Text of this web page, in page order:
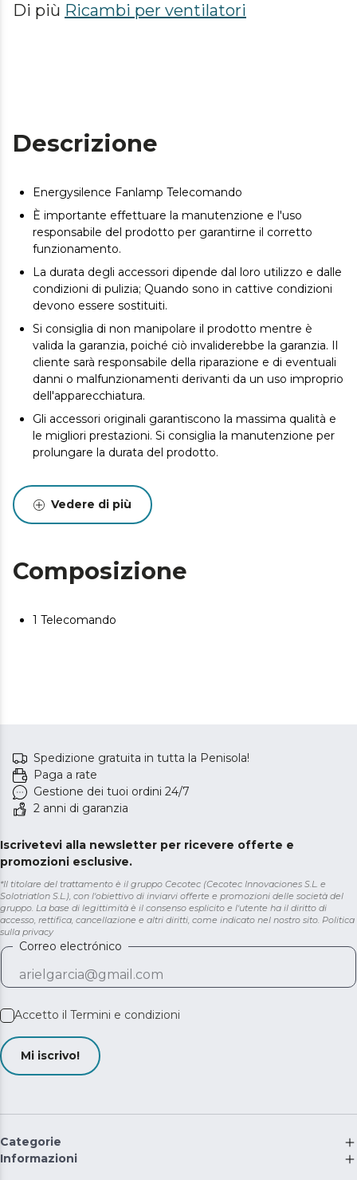
Di più Ricambi per ventilatori
Descrizione
Energysilence Fanlamp Telecomando
È importante effettuare la manutenzione e l'uso
responsabile del prodotto per garantirne il corretto
funzionamento.
La durata degli accessori dipende dal loro utilizzo e dalle
condizioni di pulizia; Quando sono in cattive condizioni
devono essere sostituiti.
Si consiglia di non manipolare il prodotto mentre è
valida la garanzia, poiché ciò invaliderebbe la garanzia. Il
cliente sarà responsabile della riparazione e di eventuali
danni o malfunzionamenti derivanti da un uso improprio
dell'apparecchiatura.
Gli accessori originali garantiscono la massima qualità e
le migliori prestazioni. Si consiglia la manutenzione per
prolungare la durata del prodotto.
Vedere di più
Composizione
1 Telecomando
Spedizione gratuita in tutta la Penisola!
Paga a rate
Gestione dei tuoi ordini 24/7
2 anni di garanzia
Iscrivetevi alla newsletter per ricevere offerte e
promozioni esclusive.
*Il titolare del trattamento è il gruppo Cecotec (Cecotec Innovaciones S.L. e
Solotriatlon S.L.), con l'obiettivo di inviarvi offerte e promozioni delle società del
gruppo. La base di legittimità è il consenso esplicito e l'utente ha il diritto di
accesso, rettifica, cancellazione e altri diritti, come indicato nel nostro sito. Politica
sulla privacy
Correo electrónico
Accetto il Termini e condizioni
Mi iscrivo!
Categorie
Informazioni